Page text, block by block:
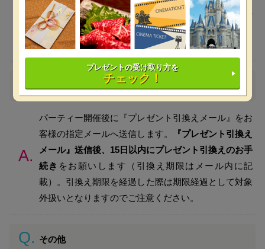
ベントは開催日の5日前まで に申請フォームに必要事
項を入力し、送信を行ってください。申請期間が経過
した後はプレゼント申請の対象外となります。
プレゼントの引換え期限を過ぎた場合
パーティー開催後に『プレゼント引換えメール』をお
客様の指定メールへ送信します。
『プレゼント引換え
メール』送信後、15日以内にプレゼント引換えのお手
続き をお願いします（引換え期限はメール内に記
載）。引換え期限を経過した際は期限経過として対象
外扱いとなりますのでご注意ください。
その他
プレゼントの受け取り方を
チェック！